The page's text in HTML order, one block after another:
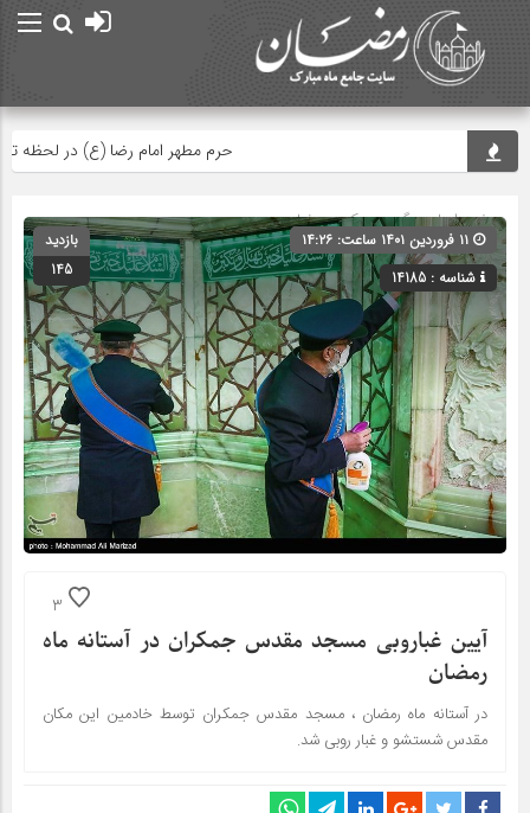
حرم مطهر امام رضا (ع) در لحظه تحویل
صفحه اصلی» گروه »عکس رمضان
شناسه : 14185
بازدید
145
3
آیین غباروبی مسجد مقدس جمکران در آستانه ماه
رمضان
در آستانه ماه رمضان ، مسجد مقدس جمکران توسط خادمین این مکان
مقدس شستشو و غبار روبی شد.